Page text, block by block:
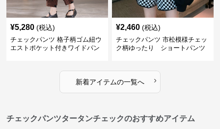
¥5,280 (税込)
チェックパンツ 格子柄ゴム紐ウ
エストポケット付きワイドパン
¥2,460 (税込)
チェックパンツ 市松模様チェッ
ク柄ゆったり ショートパンツ
新着アイテムの一覧へ ›
チェックパンツタータンチェックのおすすめアイテム